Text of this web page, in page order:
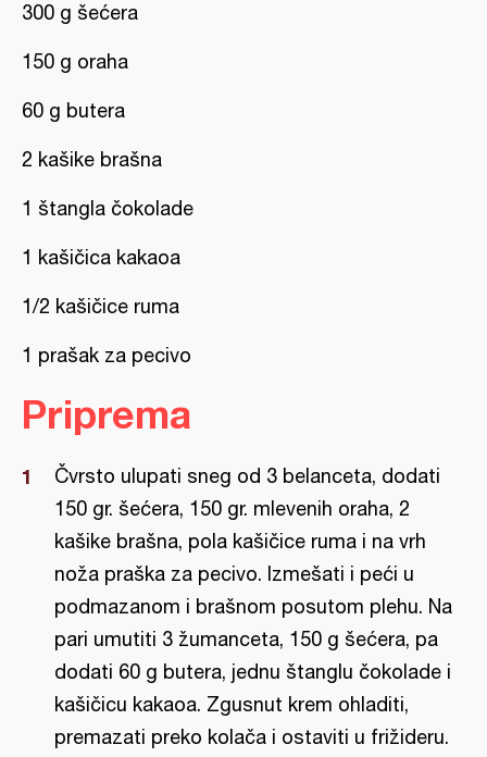
300 g šećera
150 g oraha
60 g butera
2 kašike brašna
1 štangla čokolade
1 kašičica kakaoa
1/2 kašičice ruma
1 prašak za pecivo
Priprema
Čvrsto ulupati sneg od 3 belanceta, dodati
150 gr. šećera, 150 gr. mlevenih oraha, 2
kašike brašna, pola kašičice ruma i na vrh
noža praška za pecivo. Izmešati i peći u
podmazanom i brašnom posutom plehu. Na
pari umutiti 3 žumanceta, 150 g šećera, pa
dodati 60 g butera, jednu štanglu čokolade i
kašičicu kakaoa. Zgusnut krem ohladiti,
premazati preko kolača i ostaviti u frižideru.